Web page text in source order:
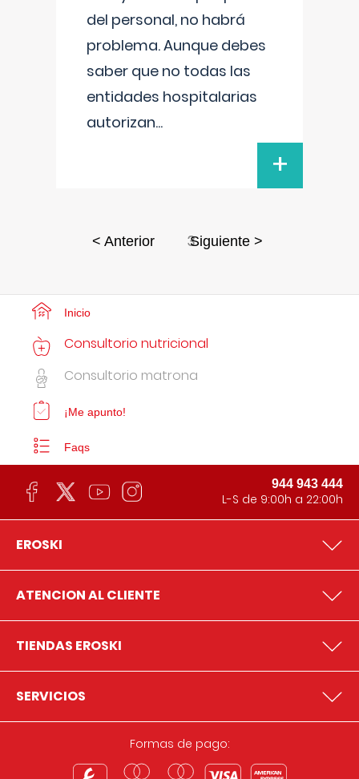
del personal, no habrá
problema. Aunque debes
saber que no todas las
entidades hospitalarias
autorizan...
+
< Anterior 3Siguiente >
Inicio
Consultorio nutricional
Consultorio matrona
¡Me apunto!
Faqs
944 943 444
L-S de 9:00h a 22:00h
EROSKI
ATENCION AL CLIENTE
TIENDAS EROSKI
SERVICIOS
Formas de pago: